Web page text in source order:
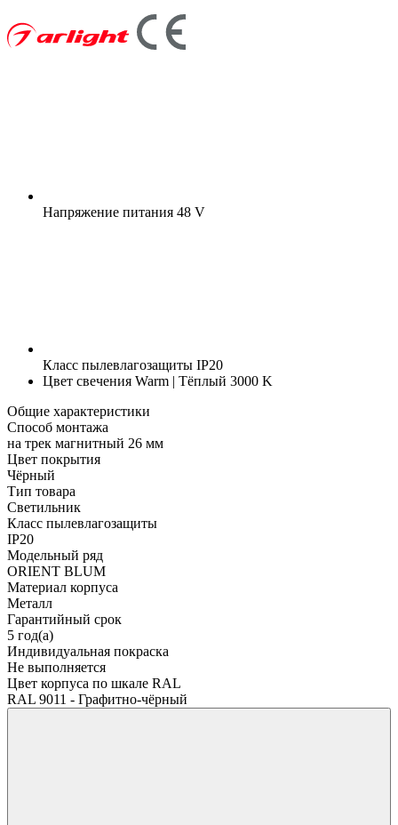
Напряжение питания 48 V
Класс пылевлагозащиты IP20
Цвет свечения Warm | Тёплый 3000 K
Общие характеристики
Способ монтажа
на трек магнитный 26 мм
Цвет покрытия
Чёрный
Тип товара
Светильник
Класс пылевлагозащиты
IP20
Модельный ряд
ORIENT BLUM
Материал корпуса
Металл
Гарантийный срок
5 год(а)
Индивидуальная покраска
Не выполняется
Цвет корпуса по шкале RAL
RAL 9011 - Графитно-чёрный